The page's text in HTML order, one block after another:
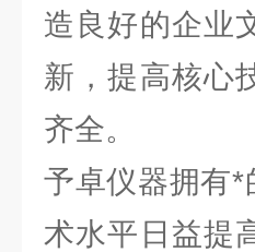
造良好的企业
新，提高核心
齐全。
予卓仪器拥有*
术水平日益提